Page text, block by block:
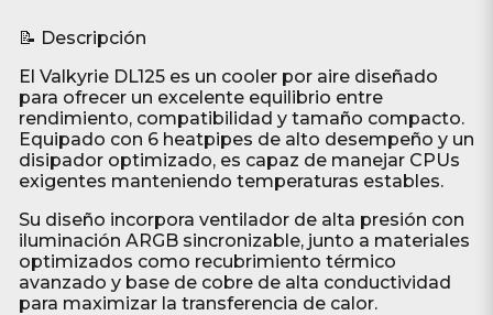
📝 Descripción
El Valkyrie DL125 es un cooler por aire diseñado
para ofrecer un excelente equilibrio entre
rendimiento, compatibilidad y tamaño compacto.
Equipado con 6 heatpipes de alto desempeño y un
disipador optimizado, es capaz de manejar CPUs
exigentes manteniendo temperaturas estables.
Su diseño incorpora ventilador de alta presión con
iluminación ARGB sincronizable, junto a materiales
optimizados como recubrimiento térmico
avanzado y base de cobre de alta conductividad
para maximizar la transferencia de calor.